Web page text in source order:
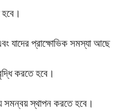
যাদের প্রাক্ষোভিক সমস্যা আছে
করতে হবে।
সমন্বয় স্থাপন করতে হবে।